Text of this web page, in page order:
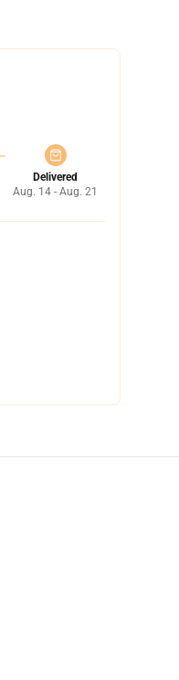
Delivered
Aug. 14 - Aug. 21